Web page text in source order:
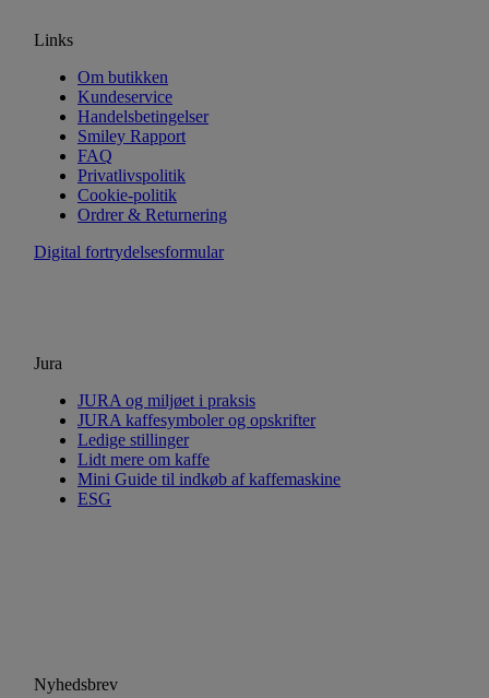
Links
Om butikken
Kundeservice
Handelsbetingelser
Smiley Rapport
FAQ
Privatlivspolitik
Cookie-politik
Ordrer & Returnering
Digital fortrydelsesformular
Jura
JURA og miljøet i praksis
JURA kaffesymboler og opskrifter
Ledige stillinger
Lidt mere om kaffe
Mini Guide til indkøb af kaffemaskine
ESG
Nyhedsbrev